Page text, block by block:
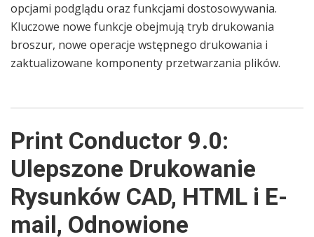
opcjami podglądu oraz funkcjami dostosowywania.
Kluczowe nowe funkcje obejmują tryb drukowania
broszur, nowe operacje wstępnego drukowania i
zaktualizowane komponenty przetwarzania plików.
Print Conductor 9.0:
Ulepszone Drukowanie
Rysunków CAD, HTML i E-
mail, Odnowione